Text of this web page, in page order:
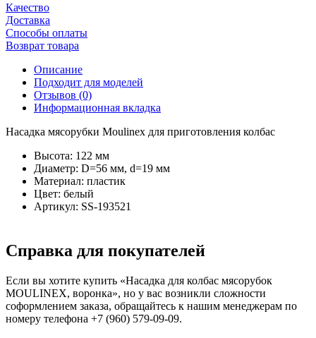
Качество
Доставка
Способы оплаты
Возврат товара
Описание
Подходит для моделей
Отзывов (0)
Информационная вкладка
Насадка мясорубки Moulinex для приготовления колбас
Высота: 122 мм
Диаметр: D=56 мм, d=19 мм
Материал: пластик
Цвет: белый
Артикул: SS-193521
Справка для покупателей
Если вы хотите купить «Насадка для колбас мясорубок
MOULINEX, воронка», но у вас возникли сложности
соформлением заказа, обращайтесь к нашим менеджерам по
номеру телефона +7 (960) 579-09-09.